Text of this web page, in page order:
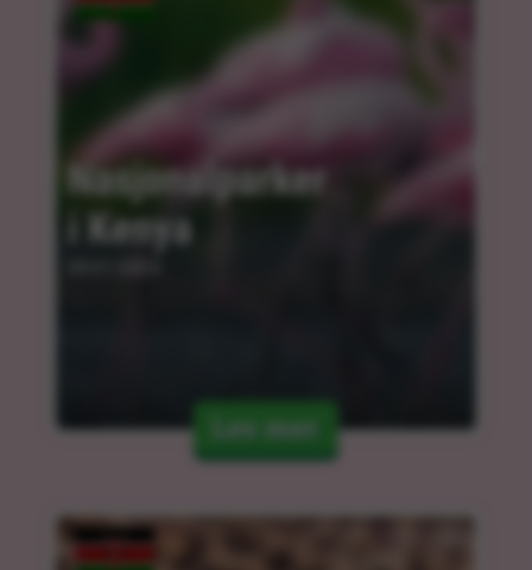
Nasjonalparker
i Kenya
Les mer